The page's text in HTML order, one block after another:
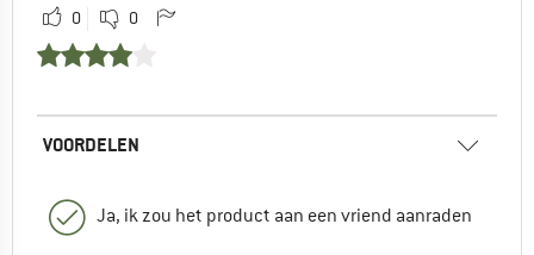
0 0
VOORDELEN
Ja, ik zou het product aan een vriend aanraden